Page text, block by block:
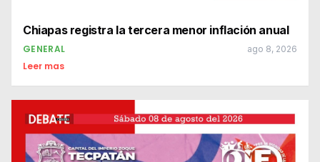
Chiapas registra la tercera menor inflación anual
GENERAL ago 8, 2026
Leer mas